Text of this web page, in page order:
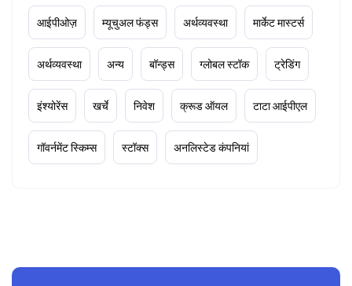
आईपीओज़ म्यूचुअल फंड्स अर्थव्यवस्था मार्केट मास्टर्स
अर्थव्यवस्था अन्य बॉन्ड्स ग्लोबल स्टॉक ट्रेडिंग
इंश्योरेंस खर्चे निवेश क्रूड ऑयल टाटा आईपीएल
गॉवर्नमेंट स्किम्स स्टॉक्स अनलिस्टेड कंपनियां